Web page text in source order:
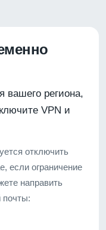
вашего региона,
VPN и
отключить
если ограничение
направить
почты: